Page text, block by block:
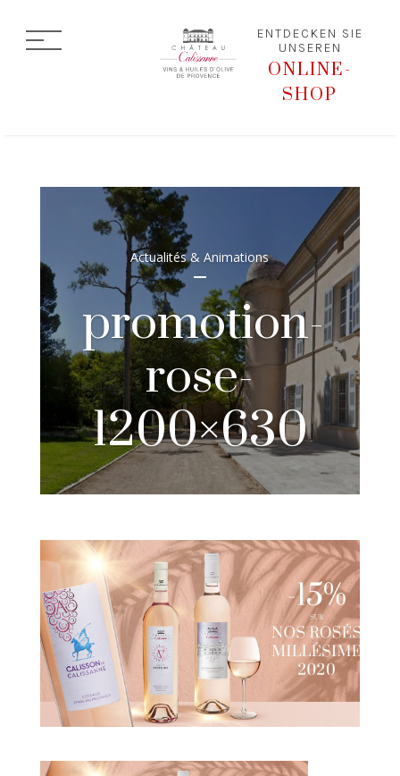
ENTDECKEN SIE
UNSEREN
ONLINE-
SHOP
Actualités & Animations
promotion-
rose-
1200×630